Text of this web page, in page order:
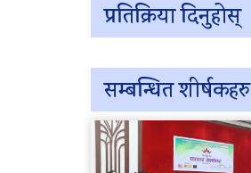
प्रतिक्रिया दिनुहोस्
सम्बन्धित शीर्षकहरु